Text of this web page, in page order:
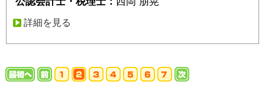
詳細を見る